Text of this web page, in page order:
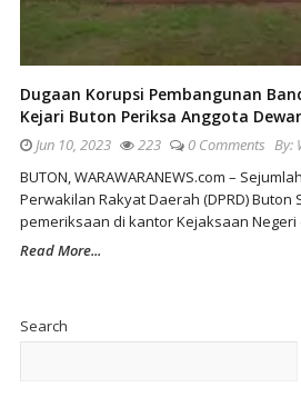
Dugaan Korupsi Pembangunan
Kejari Buton Periksa Anggota
Jun 10, 2023 223 0 Comments By:
BUTON, WARAWARANEWS.com –
Perwakilan Rakyat Daerah (DPRD) Buton
pemeriksaan di kantor Kejaksaan Negeri
Read More...
Search